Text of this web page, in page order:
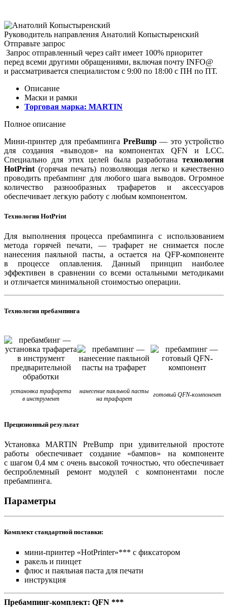
Руководитель направления Анатолий Копыстыренский
Отправьте запрос
Запрос отправленный через сайт имеет 100% приоритет
перед всеми другими обращениями, включая почту INFO@
и рассматривается специалистом с 9:00 по 18:00 с ПН по ПТ.
Описание
Маски и рамки
Торговая марка: MARTIN
Полное описание
Мини-принтер для пребампинга PreBump— это устройство
для создания «выводов» на компонентах QFN и LCC.
Специально для этих целей была разработана технология
HotPrint (горячая печать) позволяющая легко и качественно
проводить пребампинг для любого шага выводов. Огромное
количество разнообразных трафаретов и аксессуаров
обеспечивает легкую работу с любым компонентом.
Технология HotPrint
Для выполнения процесса пребампинга с использованием
метода горячей печати, — трафарет не снимается после
нанесения паяльной пасты, а остается на QFP-компоненте
в процессе оплавления. Данный принцип наиболее
эффективен в сравнении со всеми остальными методиками
и отличается минимальной стоимостью операции.
Технология пребампинга
установка трафарета
в инструмент
нанесение паяльной пасты
на трафарет
готовый QFN-компонент
Прецизионный результат
Установка MARTIN PreBump при удивительной простоте
работы обеспечивает создание «бампов» на компоненте
с шагом 0,4 мм с очень высокой точностью, что обеспечивает
беспроблемный ремонт модулей с компонентами после
пребампинга.
Параметры
Комплект стандартной поставки:
мини-принтер «HotPrinter»*** с фиксатором
ракель и пинцет
флюс и паяльная паста для печати
инструкция
Пребампинг-комплект: QFN ***